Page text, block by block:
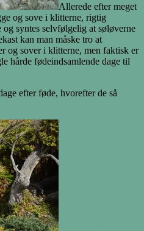
Allerede efter meget
og sove i klitterne, rigtig
syntes selvfølgelig at søløverne
kan man måske tro at
og sover i klitterne, men faktisk er
hårde fødeindsamlende dage til
efter føde, hvorefter de så